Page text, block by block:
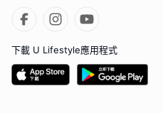
下載 U Lifestyle應用程式